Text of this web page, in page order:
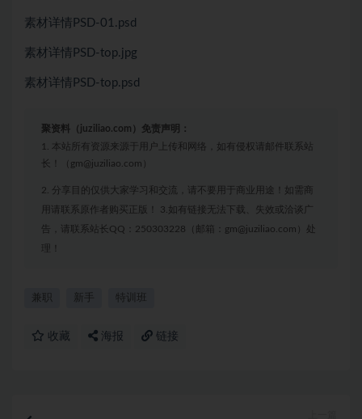
素材详情PSD-01.psd
素材详情PSD-top.jpg
素材详情PSD-top.psd
聚资料（juziliao.com）免责声明：
1. 本站所有资源来源于用户上传和网络，如有侵权请邮件联系站
长！（gm@juziliao.com）
2. 分享目的仅供大家学习和交流，请不要用于商业用途！如需商
用请联系原作者购买正版！ 3.如有链接无法下载、失效或洽谈广
告，请联系站长QQ：250303228（邮箱：gm@juziliao.com）处
兼职 新手 特训班
收藏 海报 链接